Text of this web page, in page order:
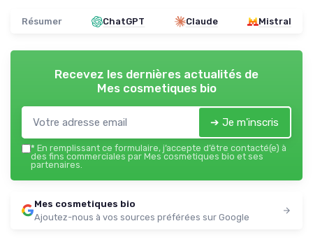
Résumer ChatGPT Claude Mistral
Recevez les dernières actualités de
Mes cosmetiques bio
➔ Je m'inscris
* En remplissant ce formulaire, j’accepte d’être contacté(e) à
des fins commerciales par Mes cosmetiques bio et ses
partenaires.
Mes cosmetiques bio
Ajoutez-nous à vos sources préférées sur Google